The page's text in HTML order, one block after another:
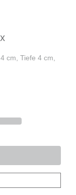
cm, Tiefe 4 cm,